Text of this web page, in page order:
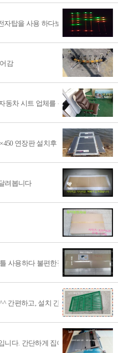
자탑을 사용 하다보니 이제는 일반
감
동차 시트 업체를 운영 하고있어서~
연장판 설치후 모습 입니다 ㅡ
려봅니다
사용하다 불편한점이 많이서 이번에
간편하고, 설치 간단하고 나름 괜찮
니다. 간단하게 집에서 설치 해보았습